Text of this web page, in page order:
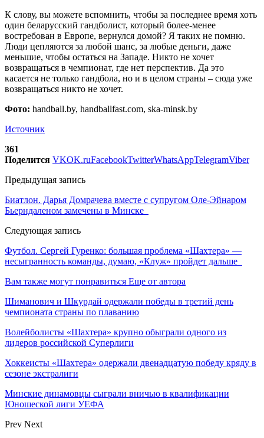
К слову, вы можете вспомнить, чтобы за последнее время хоть
один беларусский гандболист, который более-менее
востребован в Европе, вернулся домой? Я таких не помню.
Люди цепляются за любой шанс, за любые деньги, даже
меньшие, чтобы остаться на Западе. Никто не хочет
возвращаться в чемпионат, где нет перспектив. Да это
касается не только гандбола, но и в целом страны – сюда уже
возвращаться никто не хочет.
Фото: handball.by, handballfast.com, ska-minsk.by
Источник
361
Поделится VKOK.ruFacebookTwitterWhatsAppTelegramViber
Предыдущая запись
Биатлон. Дарья Домрачева вместе с супругом Оле-Эйнаром
Бьерндаленом замечены в Минске
Следующая запись
Футбол. Сергей Гуренко: большая проблема «Шахтера» —
несыгранность команды, думаю, «Клуж» пройдет дальше
Вам также могут понравиться Еще от автора
Шиманович и Шкурдай одержали победы в третий день
чемпионата страны по плаванию
Волейболисты «Шахтера» крупно обыграли одного из
лидеров российской Суперлиги
Хоккеисты «Шахтера» одержали двенадцатую победу кряду в
сезоне экстралиги
Минские динамовцы сыграли вничью в квалификации
Юношеской лиги УЕФА
Prev Next